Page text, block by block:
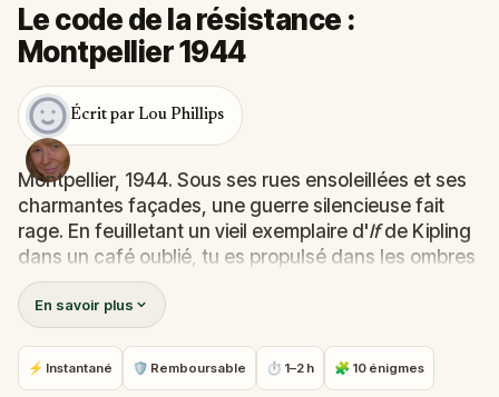
Le code de la résistance :
Montpellier 1944
Écrit par Lou Phillips
Montpellier, 1944. Sous ses rues ensoleillées et ses
charmantes façades, une guerre silencieuse fait
rage. En feuilletant un vieil exemplaire d'Ifde Kipling
dans un café oublié, tu es propulsé dans les ombres
de l'histoire - où chaque murmure pourrait être un
avertissement, et chaque passant un espion.
En tant qu'agent de la Résistance nouvellement
recruté, ta mission est claire : résoudre des énigmes,
suivre des indices codés et aider un groupe de
En savoir plus
⚡ Instantané 🛡 Remboursable ⏱ 1–2 h 🧩 10 énigmes